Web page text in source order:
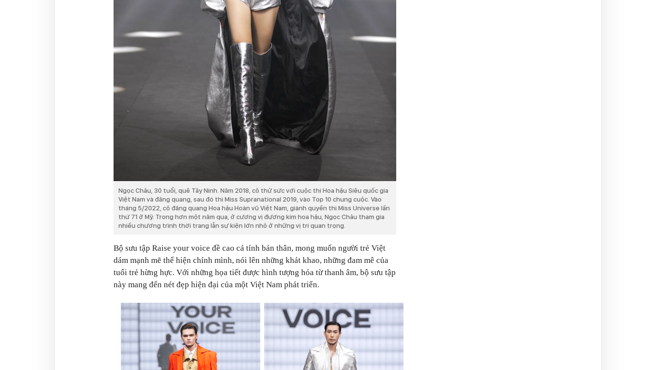
Ngọc Châu, 30 tuổi, quê Tây Ninh. Năm 2018, cô thử sức với cuộc thi Hoa hậu Siêu quốc gia
Việt Nam và đăng quang, sau đó thi Miss Supranational 2019, vào Top 10 chung cuộc. Vào
tháng 5/2022, cô đăng quang Hoa hậu Hoàn vũ Việt Nam, giành quyền thi Miss Universe lần
thứ 71 ở Mỹ. Trong hơn một năm qua, ở cương vị đương kim hoa hậu, Ngọc Châu tham gia
nhiều chương trình thời trang lẫn sự kiện lớn nhỏ ở những vị trí quan trọng.
Bộ sưu tập Raise your voice đề cao cá tính bản thân, mong muốn người trẻ Việt
dám mạnh mẽ thể hiện chính mình, nói lên những khát khao, những đam mê của
tuổi trẻ hừng hực. Với những họa tiết được hình tượng hóa từ thanh âm, bộ sưu tập
này mang đến nét đẹp hiện đại của một Việt Nam phát triển.